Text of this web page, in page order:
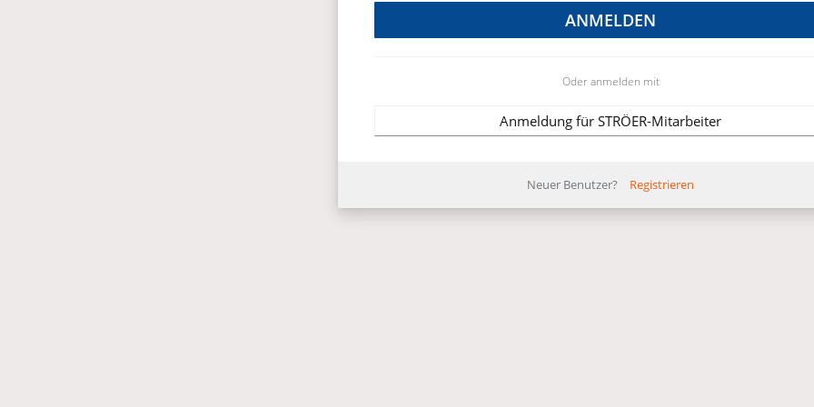
Oder anmelden mit
Anmeldung für STRÖER-Mitarbeiter
Neuer Benutzer? Registrieren